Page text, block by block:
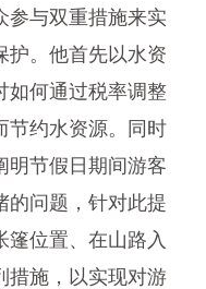
参与双重措施来实
护。他首先以水资
如何通过税率调整
节约水资源。同时
明节假日期间游客
的问题，针对此提
篷位置、在山路入
措施，以实现对游